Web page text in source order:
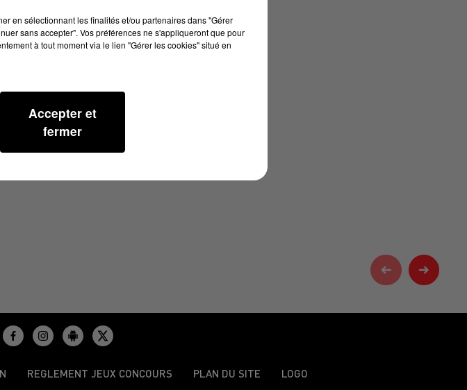
REGLEMENT JEUX CONCOURS PLAN DU SITE LOGO
en sélectionnant les finalités et/ou partenaires dans "Gérer
sans accepter". Vos préférences ne s'appliqueront que pour
à tout moment via le lien "Gérer les cookies" situé en
Accepter et
fermer